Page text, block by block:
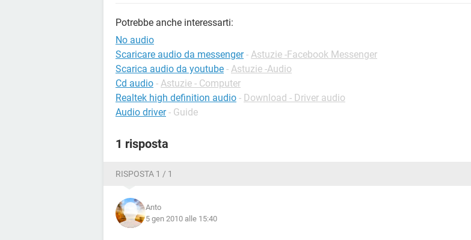
Potrebbe anche interessarti:
No audio
Scaricare audio da messenger - Astuzie -Facebook Messenger
Scarica audio da youtube - Astuzie -Audio
Cd audio - Astuzie - Computer
Realtek high definition audio - Download - Driver audio
Audio driver - Guide
1 risposta
RISPOSTA 1 / 1
Anto
5 gen 2010 alle 15:40